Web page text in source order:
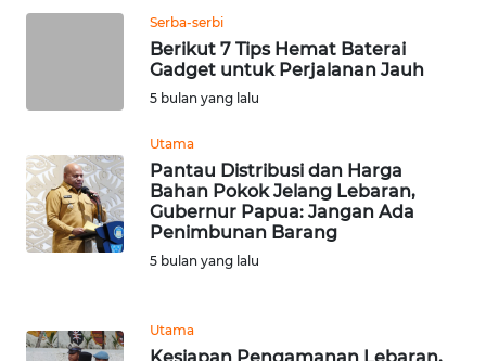
Serba-serbi
Berikut 7 Tips Hemat Baterai
Gadget untuk Perjalanan Jauh
5 bulan yang lalu
Utama
Pantau Distribusi dan Harga
Bahan Pokok Jelang Lebaran,
Gubernur Papua: Jangan Ada
Penimbunan Barang
5 bulan yang lalu
Utama
JATIM
WN
BALI
WN
KALTENG